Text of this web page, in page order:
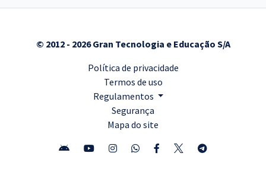
© 2012 - 2026 Gran Tecnologia e Educação S/A
Política de privacidade
Termos de uso
Regulamentos
Segurança
Mapa do site